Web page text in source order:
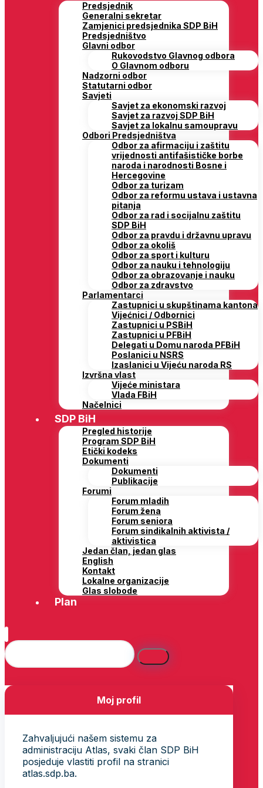
Predsjednik
Generalni sekretar
Zamjenici predsjednika SDP BiH
Predsjedništvo
Glavni odbor
Rukovodstvo Glavnog odbora
O Glavnom odboru
Nadzorni odbor
Statutarni odbor
Savjeti
Savjet za ekonomski razvoj
Savjet za razvoj SDP BiH
Savjet za lokalnu samoupravu
Odbori Predsjedništva
Odbor za afirmaciju i zaštitu
vrijednosti antifašističke borbe
naroda i narodnosti Bosne i
Hercegovine
Odbor za turizam
Odbor za reformu ustava i ustavna
pitanja
Odbor za rad i socijalnu zaštitu
SDP BiH
Odbor za pravdu i državnu upravu
Odbor za okoliš
Odbor za sport i kulturu
Odbor za nauku i tehnologiju
Odbor za obrazovanje i nauku
Odbor za zdravstvo
Parlamentarci
Zastupnici u skupštinama kantona
Vijećnici / Odbornici
Zastupnici u PSBiH
Zastupnici u PFBiH
Delegati u Domu naroda PFBiH
Poslanici u NSRS
Izaslanici u Vijeću naroda RS
Izvršna vlast
Vijeće ministara
Vlada FBiH
Načelnici
SDP BiH
Pregled historije
Program SDP BiH
Etički kodeks
Dokumenti
Dokumenti
Publikacije
Forumi
Forum mladih
Forum žena
Forum seniora
Forum sindikalnih aktivista /
aktivistica
Jedan član, jedan glas
English
Kontakt
Lokalne organizacije
Glas slobode
Plan
Moj profil
Zahvaljujući našem sistemu za
administraciju Atlas, svaki član SDP BiH
posjeduje vlastiti profil na stranici
atlas.sdp.ba.